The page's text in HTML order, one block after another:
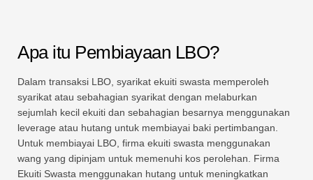
Apa itu Pembiayaan LBO?
Dalam transaksi LBO, syarikat ekuiti swasta memperoleh
syarikat atau sebahagian syarikat dengan melaburkan
sejumlah kecil ekuiti dan sebahagian besarnya menggunakan
leverage atau hutang untuk membiayai baki pertimbangan.
Untuk membiayai LBO, firma ekuiti swasta menggunakan
wang yang dipinjam untuk memenuhi kos perolehan. Firma
Ekuiti Swasta menggunakan hutang untuk meningkatkan